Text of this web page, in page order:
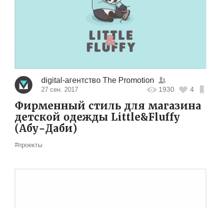
digital-агентство The Promotion
27 сен. 2017 1930 4
Фирменный стиль для магазина
детской одежды Little&Fluffy
(Абу-Даби)
#проекты